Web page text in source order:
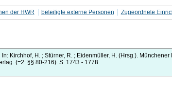
der HWR beteiligte externe Personen Zugeordnete
In: Kirchhof, H. ; Stürner, R. ; Eidenmüller, H. (Hrsg.). Münchener
(=2: §§ 80-216). S. 1743 - 1778